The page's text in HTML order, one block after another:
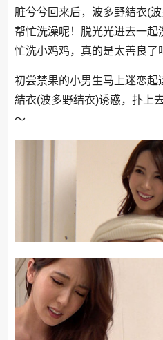
脏兮兮回来后，波多野結衣(
帮忙洗澡呢！脱光光进去一起
忙洗小鸡鸡，真的是太善良了
初尝禁果的小男生马上迷恋起
結衣(波多野结衣)诱惑，扑上
～